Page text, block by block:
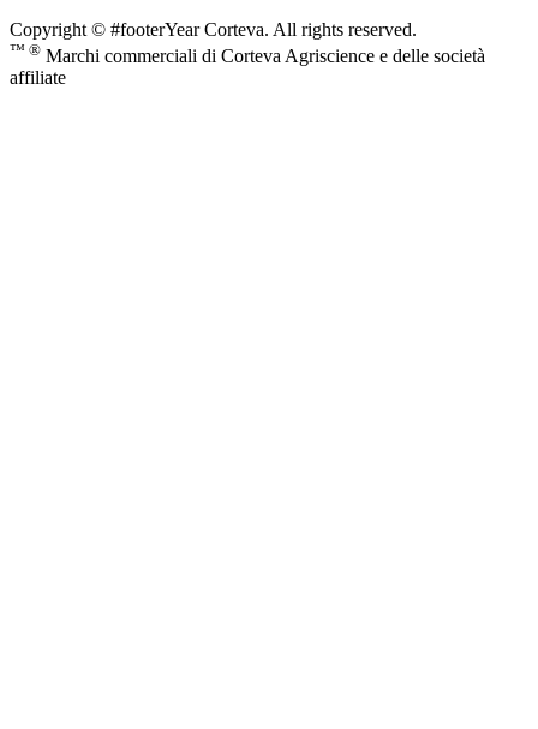
Copyright © #footerYear Corteva. All rights reserved.
™ ® Marchi commerciali di Corteva Agriscience e delle società
affiliate